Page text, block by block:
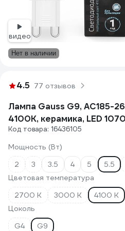
видео
Нет в наличии
4.5 77 отзывов
Лампа Gauss G9, AC185-
4100K, керамика, LED
Код товара: 16436105
Мощность (Вт)
2
3 3.5 4 5 5.5
Цветовая температура
2700 К
3000 К 4100 К
Цоколь
G4
G9